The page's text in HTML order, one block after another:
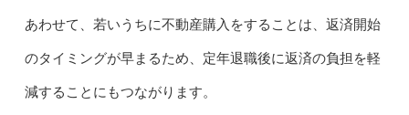
あわせて、若いうちに不動産購入をすることは、返済開始
のタイミングが早まるため、定年退職後に返済の負担を軽
減することにもつながります。